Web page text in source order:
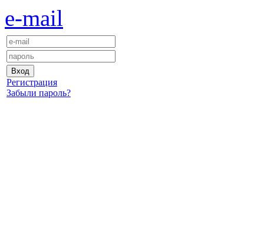
e-mail
Регистрация
Забыли пароль?